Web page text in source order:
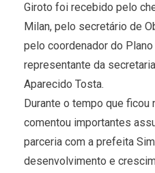
Giroto foi recebido pelo
Milan, pelo secretário de
pelo coordenador do
representante da
Aparecido Tosta.
Durante o tempo que ficou
comentou importantes
parceria com a prefeita
desenvolvimento e